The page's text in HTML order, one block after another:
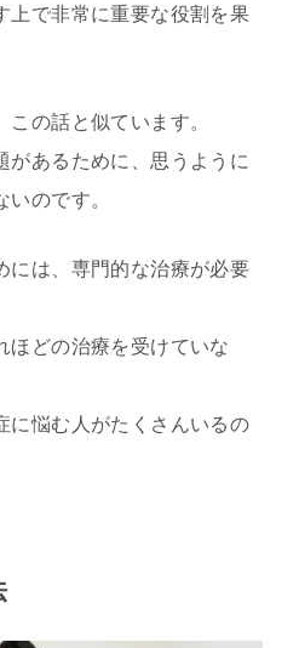
上で非常に重要な役割を果
の話と似ています。
があるために、思うように
のです。
には、専門的な治療が必要
ほどの治療を受けていな
に悩む人がたくさんいるの